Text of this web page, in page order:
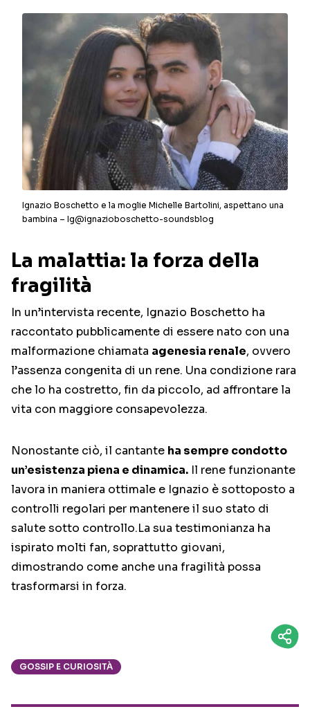
Ignazio Boschetto e la moglie Michelle Bartolini, aspettano una
bambina – Ig@ignazioboschetto-soundsblog
La malattia: la forza della
fragilità
In un’intervista recente, Ignazio Boschetto ha
raccontato pubblicamente di essere nato con una
malformazione chiamata agenesia renale, ovvero
l’assenza congenita di un rene. Una condizione rara
che lo ha costretto, fin da piccolo, ad affrontare la
vita con maggiore consapevolezza.
Nonostante ciò, il cantante ha sempre condotto
un’esistenza piena e dinamica. Il rene funzionante
lavora in maniera ottimale e Ignazio è sottoposto a
controlli regolari per mantenere il suo stato di
salute sotto controllo.La sua testimonianza ha
ispirato molti fan, soprattutto giovani,
dimostrando come anche una fragilità possa
trasformarsi in forza.
GOSSIP E CURIOSITÀ